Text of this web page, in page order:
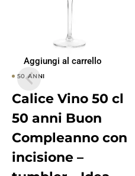
Aggiungi al carrello
50 ANNI
Calice Vino 50 cl
50 anni Buon
Compleanno con
incisione –